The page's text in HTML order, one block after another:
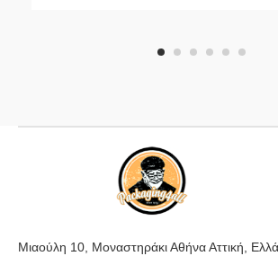
4 5 6
Μιαούλη 10, Μοναστηράκι Αθήνα Αττική,